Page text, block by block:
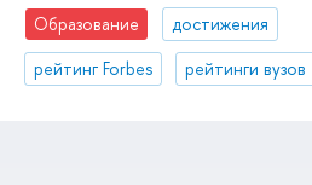
Образование
достижения
рейтинг Forbes
рейтинги вузов